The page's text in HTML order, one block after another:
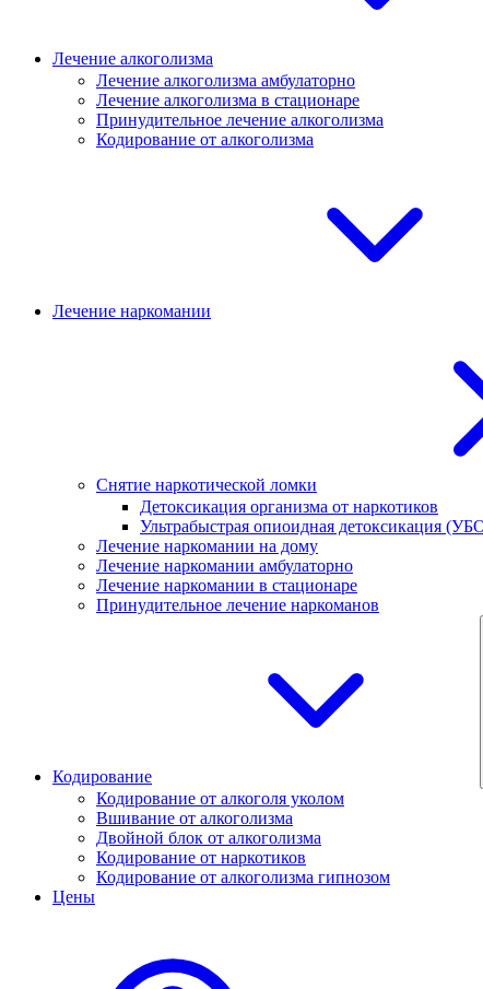
Лечение алкоголизма
Лечение алкоголизма амбулаторно
Лечение алкоголизма в стационаре
Принудительное лечение алкоголизма
Кодирование от алкоголизма
Лечение наркомании
Снятие наркотической ломки
Детоксикация организма от наркотиков
Ультрабыстрая опиоидная детоксикация
Лечение наркомании на дому
Лечение наркомании амбулаторно
Лечение наркомании в стационаре
Принудительное лечение наркоманов
Кодирование
Кодирование от алкоголя уколом
Вшивание от алкоголизма
Двойной блок от алкоголизма
Кодирование от наркотиков
Кодирование от алкоголизма гипнозом
Цены